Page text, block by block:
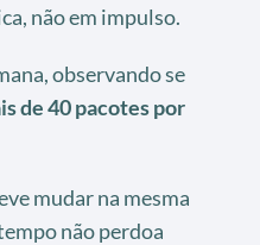
não em impulso.
observando se
de 40 pacotes por
mudar na mesma
não perdoa